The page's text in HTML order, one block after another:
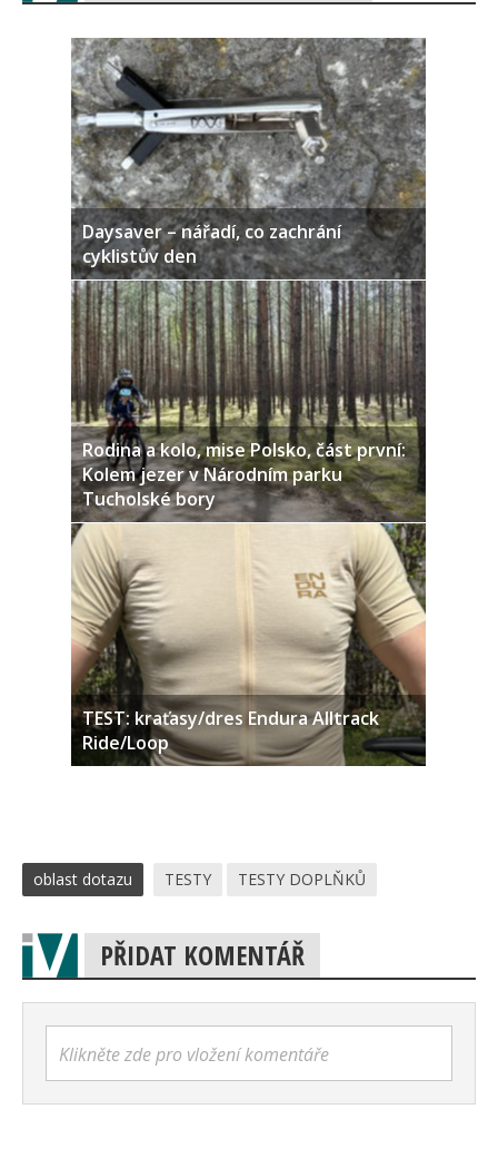
Daysaver – nářadí, co zachrání
cyklistův den
Rodina a kolo, mise Polsko, část první:
Kolem jezer v Národním parku
Tucholské bory
TEST: kraťasy/dres Endura Alltrack
Ride/Loop
oblast dotazu TESTY TESTY DOPLŇKŮ
PŘIDAT KOMENTÁŘ
Klikněte zde pro vložení komentáře